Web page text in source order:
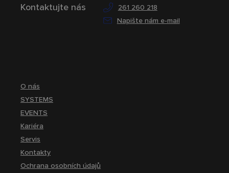
Kontaktujte nás
261 260 218
Napište nám e-mail
O nás
SYSTEMS
EVENTS
Kariéra
Servis
Kontakty
Ochrana osobních údajů